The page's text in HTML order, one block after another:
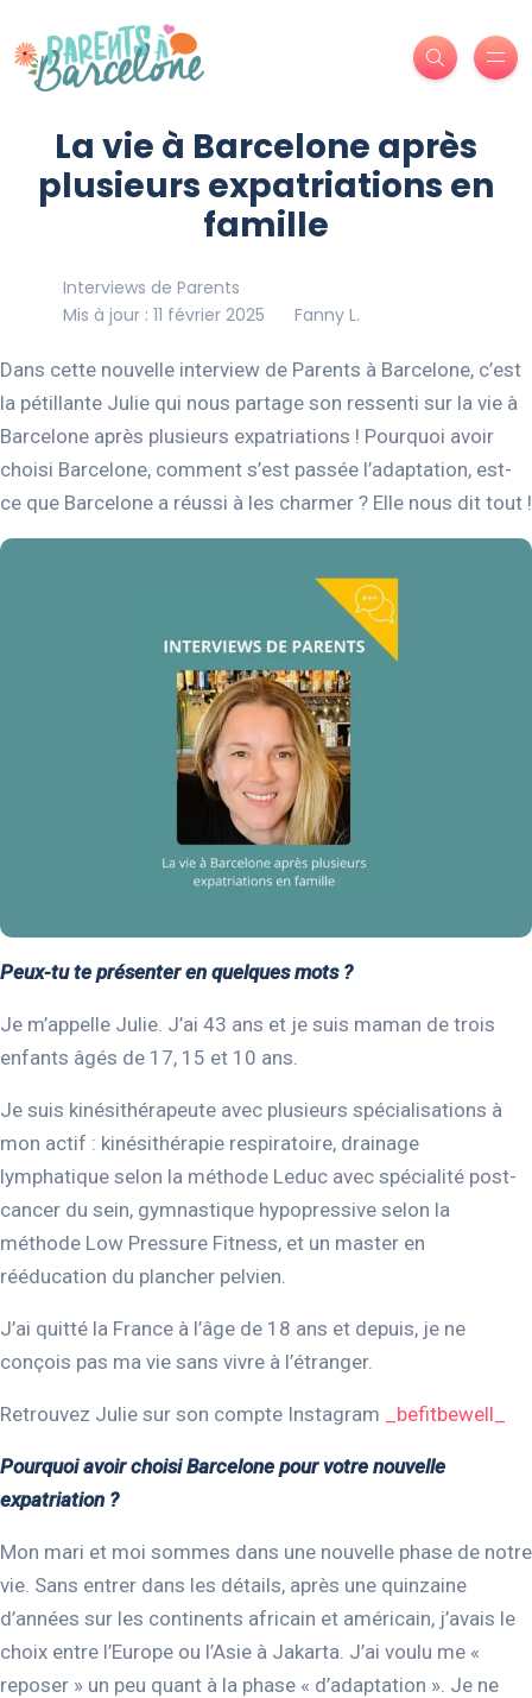
La vie à Barcelone après
plusieurs expatriations en
famille
Interviews de Parents
Mis à jour : 11 février 2025
Fanny L.
Dans cette nouvelle interview de Parents à Barcelone, c’est
la pétillante Julie qui nous partage son ressenti sur la vie à
Barcelone après plusieurs expatriations ! Pourquoi avoir
choisi Barcelone, comment s’est passée l’adaptation, est-
ce que Barcelone a réussi à les charmer ? Elle nous dit tout !
Peux-tu te présenter en quelques mots ?
Je m’appelle Julie. J’ai 43 ans et je suis maman de trois
enfants âgés de 17, 15 et 10 ans.
Je suis kinésithérapeute avec plusieurs spécialisations à
mon actif : kinésithérapie respiratoire, drainage
lymphatique selon la méthode Leduc avec spécialité post-
cancer du sein, gymnastique hypopressive selon la
méthode Low Pressure Fitness, et un master en
rééducation du plancher pelvien.
J’ai quitté la France à l’âge de 18 ans et depuis, je ne
conçois pas ma vie sans vivre à l’étranger.
Retrouvez Julie sur son compte Instagram _befitbewell_
Pourquoi avoir choisi Barcelone pour votre nouvelle
expatriation ?
Mon mari et moi sommes dans une nouvelle phase de notre
vie. Sans entrer dans les détails, après une quinzaine
d’années sur les continents africain et américain, j’avais le
choix entre l’Europe ou l’Asie à Jakarta. J’ai voulu me «
reposer » un peu quant à la phase « d’adaptation ». Je ne